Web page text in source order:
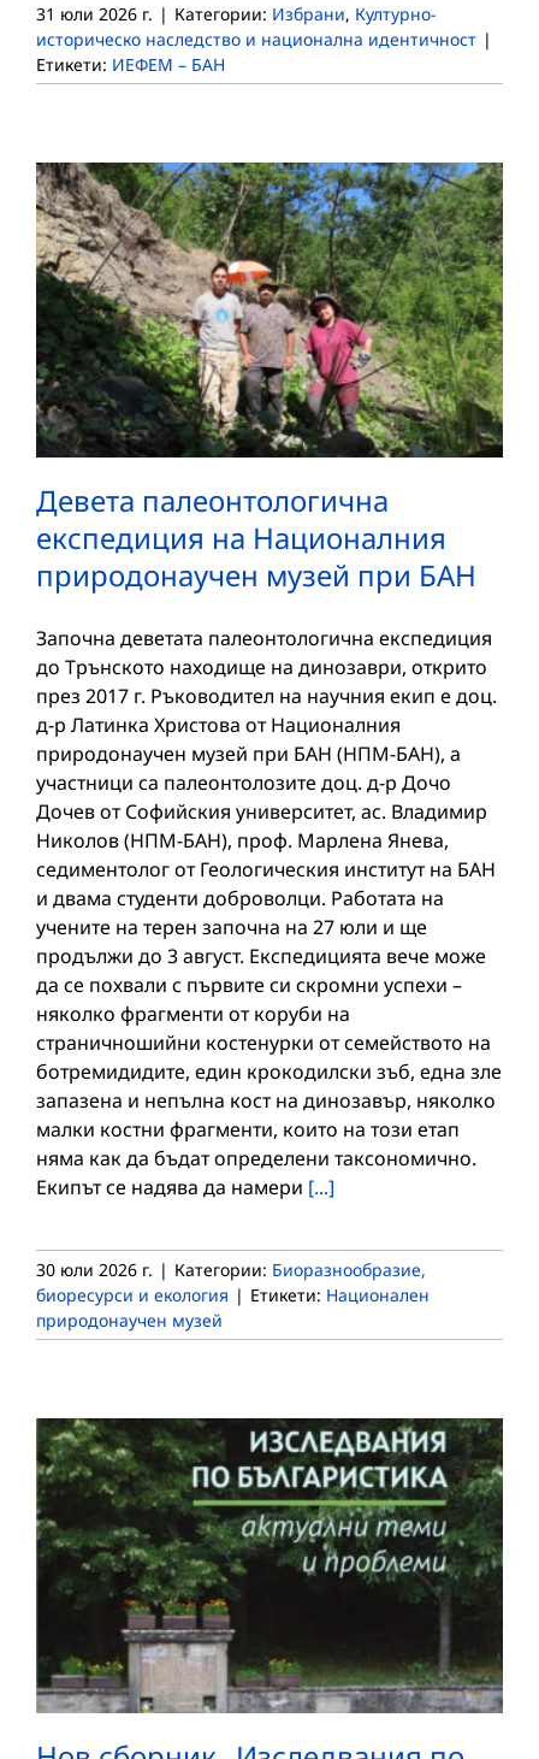
31 юли 2026 г. | Категории: Избрани, Културно-
историческо наследство и национална идентичност |
Етикети: ИЕФЕМ – БАН
Девета палеонтологична
експедиция на Националния
природонаучен музей при БАН
Започна деветата палеонтологична експедиция
до Трънското находище на динозаври, открито
през 2017 г. Ръководител на научния екип е доц.
д-р Латинка Христова от Националния
природонаучен музей при БАН (НПМ-БАН), а
участници са палеонтолозите доц. д-р Дочо
Дочев от Софийския университет, ас. Владимир
Николов (НПМ-БАН), проф. Марлена Янева,
седиментолог от Геологическия институт на БАН
и двама студенти доброволци. Работата на
учените на терен започна на 27 юли и ще
продължи до 3 август. Експедицията вече може
да се похвали с първите си скромни успехи –
няколко фрагменти от коруби на
страничношийни костенурки от семейството на
ботремидидите, един крокодилски зъб, една зле
запазена и непълна кост на динозавър, няколко
малки костни фрагменти, които на този етап
няма как да бъдат определени таксономично.
Екипът се надява да намери [...]
30 юли 2026 г. | Категории: Биоразнообразие,
биоресурси и екология | Етикети: Национален
природонаучен музей